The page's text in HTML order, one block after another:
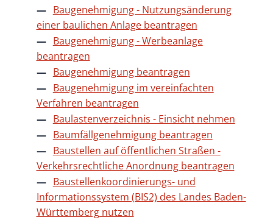
Baugenehmigung - Nutzungsänderung
einer baulichen Anlage beantragen
Baugenehmigung - Werbeanlage
beantragen
Baugenehmigung beantragen
Baugenehmigung im vereinfachten
Verfahren beantragen
Baulastenverzeichnis - Einsicht nehmen
Baumfällgenehmigung beantragen
Baustellen auf öffentlichen Straßen -
Verkehrsrechtliche Anordnung beantragen
Baustellenkoordinierungs- und
Informationssystem (BIS2) des Landes Baden-
Württemberg nutzen